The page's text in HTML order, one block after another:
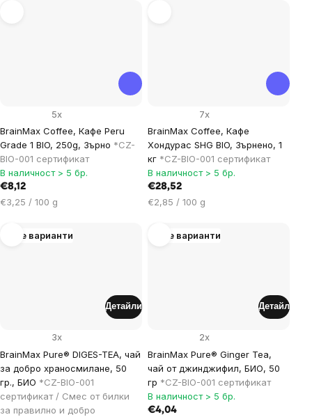
BrainMax Coffee, Кафе Peru
Grade 1 BIO, 250g, Зърно *CZ-
BIO-001 сертификат
5x
В наличност > 5 бр.
€8,12
Цена
€3,25 / 100 g
BrainMax Coffee, Кафе
Хондурас SHG BIO, Зърнено, 1
кг *CZ-BIO-001 сертификат
7x
В наличност > 5 бр.
€28,52
Цена
€2,85 / 100 g
Още варианти
BrainMax Pure® DIGES-TEA, чай
за добро храносмилане, 50
гр., БИО *CZ-BIO-001
сертификат / Смес от билки
за правилно и добро
3x
Детайли
Още варианти
BrainMax Pure® Ginger Tea,
чай от джинджифил, БИО, 50
гр *CZ-BIO-001 сертификат
2x
В наличност > 5 бр.
€4,04
Детайл